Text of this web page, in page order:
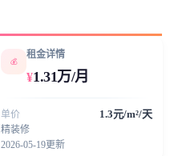
💰
租金详情
¥1.31万/月
单价 1.3元/m²/天
精装修
2026-05-19更新